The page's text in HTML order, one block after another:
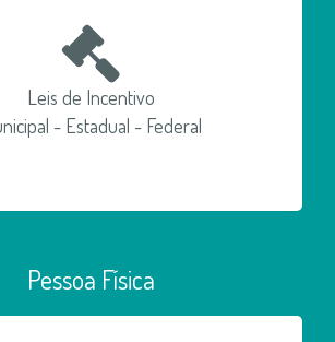
Leis de Incentivo
- Estadual - Federal
Pessoa Física